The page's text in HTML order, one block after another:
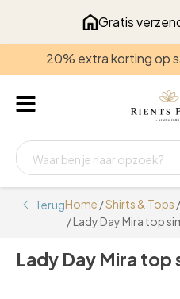
Gratis
20% extra korting op
TerugHome /Shirts & Tops /
/ Lady Day Mira top
Lady Day Mira top